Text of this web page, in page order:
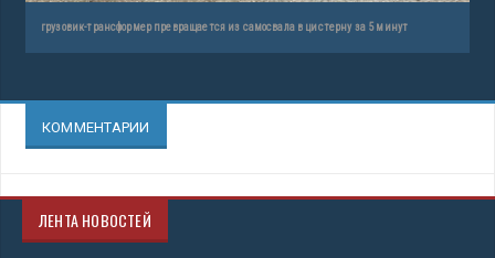
грузовик-трансформер превращается из самосвала в цистерну за 5 минут
КОММЕНТАРИИ
ЛЕНТА НОВОСТЕЙ